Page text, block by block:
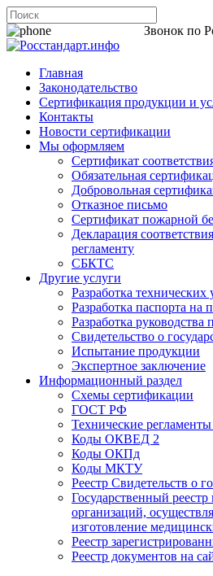
Звонок по
Главная
Законодательство
Сертификация продукции и
Контакты
Новости сертификации
Мы оформляем
Сертификат
Обязательная
Добровольная
Отказное письмо
Сертификат пожарной
Декларация
регламенту
СБКТС
Другие услуги
Разработка технических
Разработка паспорта на
Разработка руководства
Свидетельство о
Испытание продукции
Экспертное заключение
Информационный раздел
Схемы сертификации
ГОСТ РФ
Технические
Коды ОКВЕД 2
Коды ОКПд
Коды МКТУ
Реестр Свидетельств о
Государственный
организаций,
изготовление
Реестр
Реестр документов на